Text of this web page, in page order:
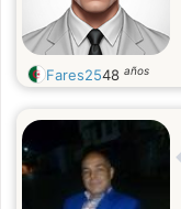
Fares2548 años